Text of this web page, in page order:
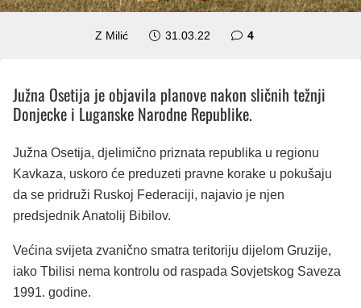
Z Milić 31.03.22 4komentara
Južna Osetija je objavila planove nakon sličnih težnji
Donjecke i Luganske Narodne Republike.
Južna Osetija, djelimično priznata republika u regionu
Kavkaza, uskoro će preduzeti pravne korake u pokušaju
da se pridruži Ruskoj Federaciji, najavio je njen
predsjednik Anatolij Bibilov.
Većina svijeta zvanično smatra teritoriju dijelom Gruzije,
iako Tbilisi nema kontrolu od raspada Sovjetskog Saveza
1991. godine.